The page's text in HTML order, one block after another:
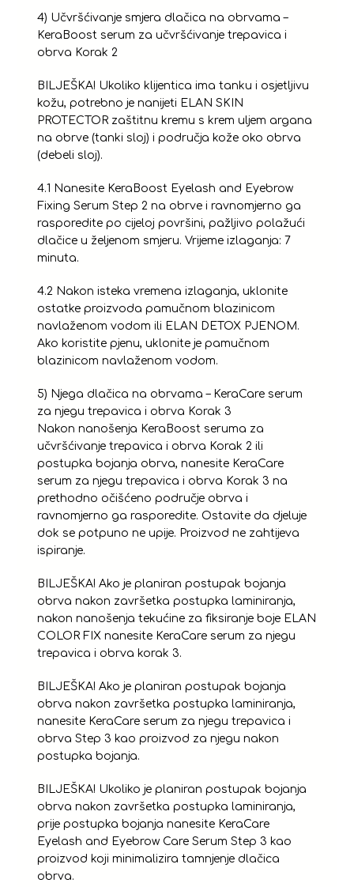
4) Učvršćivanje smjera dlačica na obrvama –
KeraBoost serum za učvršćivanje trepavica i
obrva Korak 2
BILJEŠKA! Ukoliko klijentica ima tanku i osjetljivu
kožu, potrebno je nanijeti ELAN SKIN
PROTECTOR zaštitnu kremu s krem ​​uljem argana
na obrve (tanki sloj) i područja kože oko obrva
(debeli sloj).
4.1 Nanesite KeraBoost Eyelash and Eyebrow
Fixing Serum Step 2 na obrve i ravnomjerno ga
rasporedite po cijeloj površini, pažljivo polažući
dlačice u željenom smjeru. Vrijeme izlaganja: 7
minuta.
4.2 Nakon isteka vremena izlaganja, uklonite
ostatke proizvoda pamučnom blazinicom
navlaženom vodom ili ELAN DETOX PJENOM.
Ako koristite pjenu, uklonite je pamučnom
blazinicom navlaženom vodom.
5) Njega dlačica na obrvama – KeraCare serum
za njegu trepavica i obrva Korak 3
Nakon nanošenja KeraBoost seruma za
učvršćivanje trepavica i obrva Korak 2 ili
postupka bojanja obrva, nanesite KeraCare
serum za njegu trepavica i obrva Korak 3 na
prethodno očišćeno područje obrva i
ravnomjerno ga rasporedite. Ostavite da djeluje
dok se potpuno ne upije. Proizvod ne zahtijeva
ispiranje.
BILJEŠKA! Ako je planiran postupak bojanja
obrva nakon završetka postupka laminiranja,
nakon nanošenja tekućine za fiksiranje boje ELAN
COLOR FIX nanesite KeraCare serum za njegu
trepavica i obrva korak 3.
BILJEŠKA! Ako je planiran postupak bojanja
obrva nakon završetka postupka laminiranja,
nanesite KeraCare serum za njegu trepavica i
obrva Step 3 kao proizvod za njegu nakon
postupka bojanja.
BILJEŠKA! Ukoliko je planiran postupak bojanja
obrva nakon završetka postupka laminiranja,
prije postupka bojanja nanesite KeraCare
Eyelash and Eyebrow Care Serum Step 3 kao
proizvod koji minimalizira tamnjenje dlačica
obrva.